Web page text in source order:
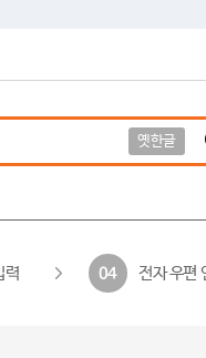
옛한글
력 04 전자 우편